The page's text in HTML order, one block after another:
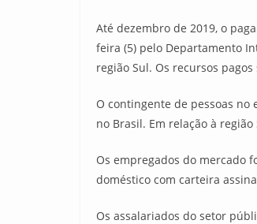
Até dezembro de 2019, o
feira (5) pelo Departamento
região Sul. Os recursos
O contingente de pessoas no
no Brasil. Em relação à
Os empregados do mercado
doméstico com carteira
Os assalariados do setor